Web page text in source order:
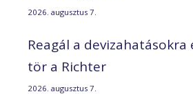
2026. augusztus 7.
Reagál a devizahatásokra
tör a Richter
2026. augusztus 7.